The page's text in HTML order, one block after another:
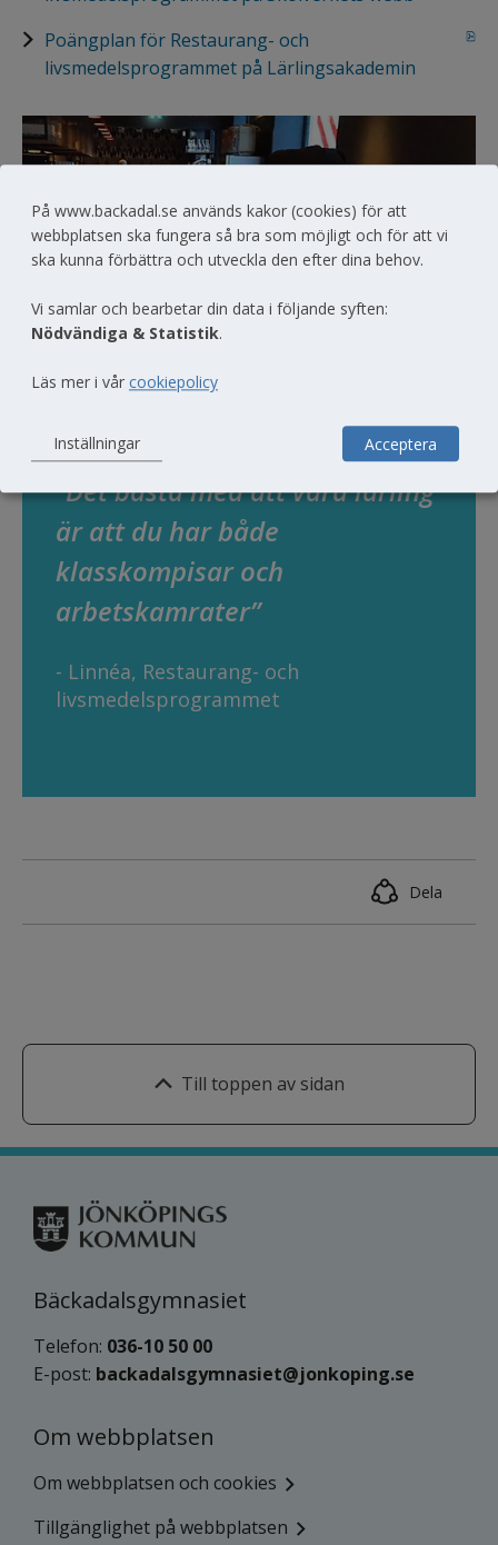
Poängplan för Restaurang- och
livsmedelsprogrammet på Lärlingsakademin
pdf, 129.1 kB.
”Det bästa med att vara lärling
är att du har både
klasskompisar och
arbetskamrater”
- Linnéa, Restaurang- och
livsmedelsprogrammet
Dela
Till toppen av sidan
Bäckadalsgymnasiet
Telefon: 036-10 50 00
E-post: backadalsgymnasiet@jonkoping.se
Om webbplatsen
Om webbplatsen och cookies
Tillgänglighet på webbplatsen
På www.backadal.se används kakor (cookies) för att
webbplatsen ska fungera så bra som möjligt och för att vi
ska kunna förbättra och utveckla den efter dina behov.
Vi samlar och bearbetar din data i följande syften:
Nödvändiga & Statistik.
Läs mer i vår cookiepolicy
Inställningar Acceptera